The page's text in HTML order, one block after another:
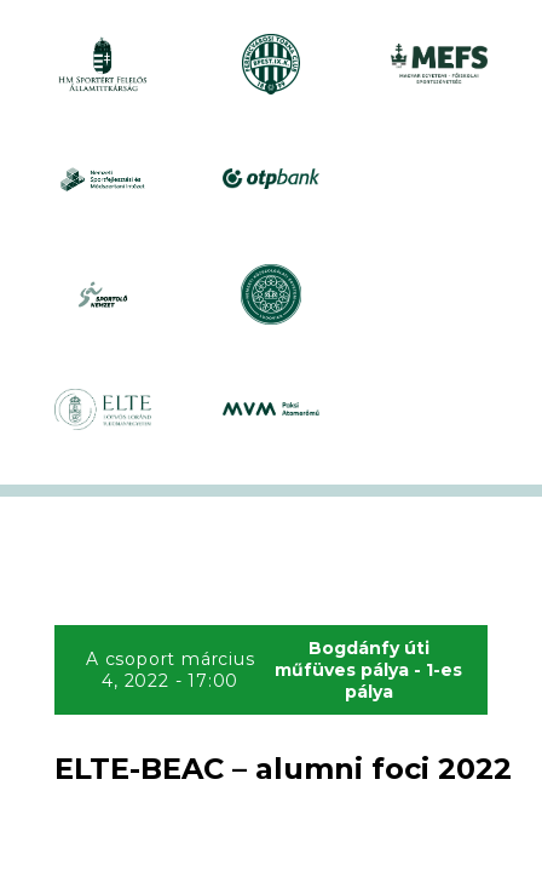
A csoport március
4, 2022 - 17:00
Bogdánfy úti
műfüves pálya - 1-es
pálya
ELTE-BEAC – alumni foci 2022